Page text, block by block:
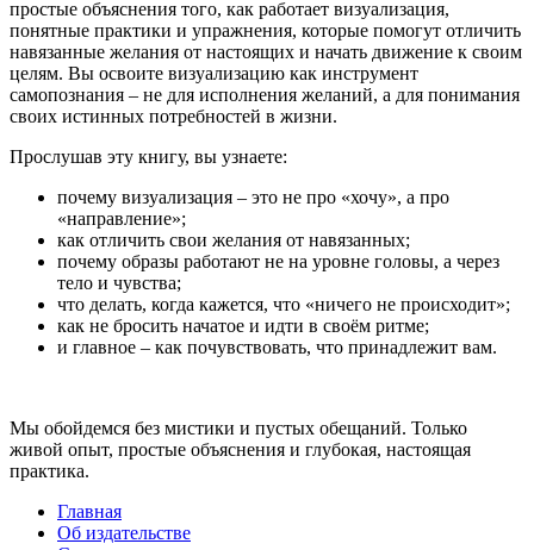
простые объяснения того, как работает визуализация,
понятные практики и упражнения, которые помогут отличить
навязанные желания от настоящих и начать движение к своим
целям. Вы освоите визуализацию как инструмент
самопознания – не для исполнения желаний, а для понимания
своих истинных потребностей в жизни.
Прослушав эту книгу, вы узнаете:
почему визуализация – это не про «хочу», а про
«направление»;
как отличить свои желания от навязанных;
почему образы работают не на уровне головы, а через
тело и чувства;
что делать, когда кажется, что «ничего не происходит»;
как не бросить начатое и идти в своём ритме;
и главное – как почувствовать, что принадлежит вам.
Мы обойдемся без мистики и пустых обещаний. Только
живой опыт, простые объяснения и глубокая, настоящая
практика.
Главная
Об издательстве